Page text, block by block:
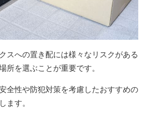
スへの置き配には様々なリスクがある
所を選ぶことが重要です。
全性や防犯対策を考慮したおすすめの
ます。